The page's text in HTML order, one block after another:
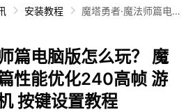
安装教程
魔塔勇者·魔法师篇电脑
高帧 游戏多开 后台挂
机 按键设置教程
篇电脑版怎么玩？ 魔
性能优化240高帧 游
按键设置教程